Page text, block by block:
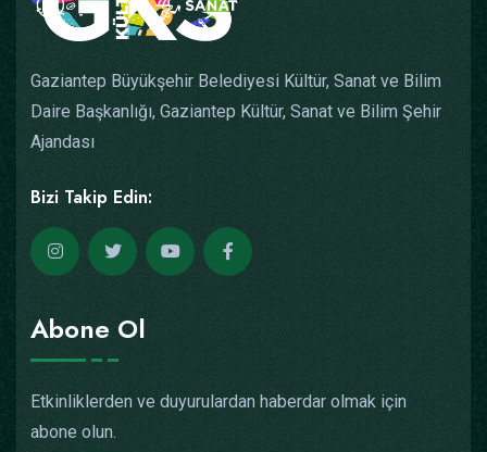
Gaziantep Büyükşehir Belediyesi Kültür, Sanat ve Bilim
Daire Başkanlığı, Gaziantep Kültür, Sanat ve Bilim Şehir
Ajandası
Bizi Takip Edin:
Abone Ol
Etkinliklerden ve duyurulardan haberdar olmak için
abone olun.